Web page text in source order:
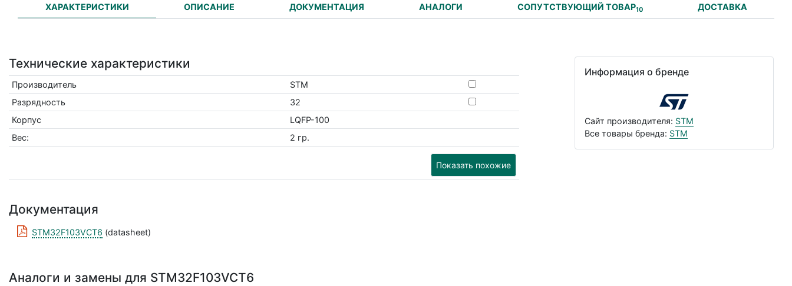
ХАРАКТЕРИСТИКИ ОПИСАНИЕ ДОКУМЕНТАЦИЯ АНАЛОГИ СОПУТСТВУЮЩИЙ ТОВАР10 ДОСТАВКА
Технические характеристики
Производитель
STM
Разрядность
32
Корпус
LQFP-100
Вес:
2 гр.
Показать похожие
Информация о бренде
Сайт производителя: STM
Все товары бренда: STM
Документация
STM32F103VCT6 (datasheet)
Аналоги и замены для STM32F103VCT6